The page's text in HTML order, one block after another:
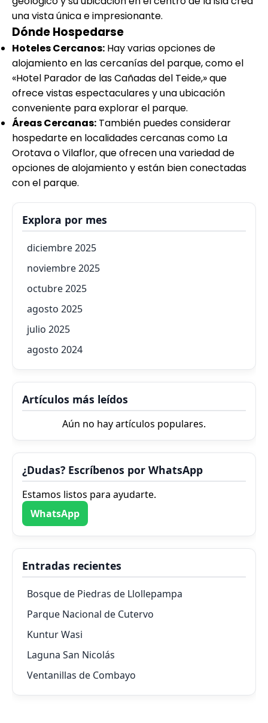
una vista única e impresionante.
Dónde Hospedarse
Hoteles Cercanos: Hay varias opciones de
alojamiento en las cercanías del parque, como el
«Hotel Parador de las Cañadas del Teide,» que
ofrece vistas espectaculares y una ubicación
conveniente para explorar el parque.
Áreas Cercanas: También puedes considerar
hospedarte en localidades cercanas como La
Orotava o Vilaflor, que ofrecen una variedad de
opciones de alojamiento y están bien conectadas
con el parque.
Explora por mes
diciembre 2025
noviembre 2025
octubre 2025
agosto 2025
julio 2025
agosto 2024
Artículos más leídos
Aún no hay artículos populares.
¿Dudas? Escríbenos por WhatsApp
Estamos listos para ayudarte.
WhatsApp
Entradas recientes
Bosque de Piedras de Llollepampa
Parque Nacional de Cutervo
Kuntur Wasi
Laguna San Nicolás
Ventanillas de Combayo